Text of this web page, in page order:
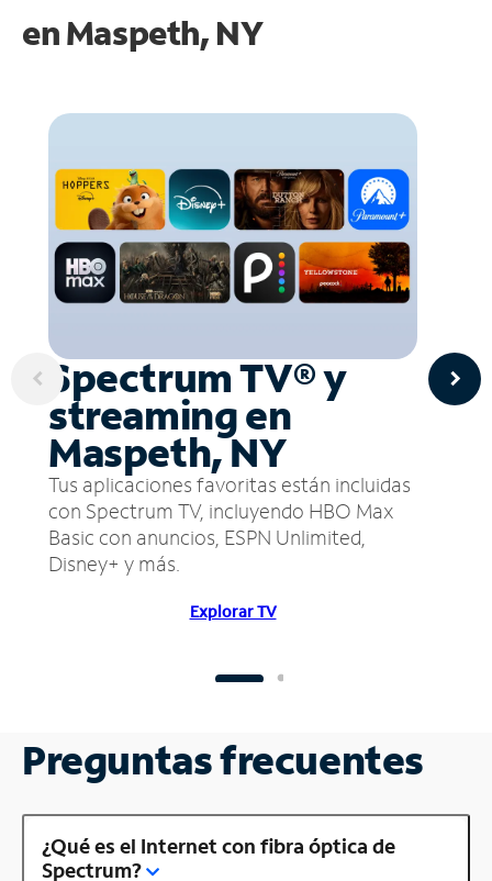
enMaspeth, NY
Spectrum TV® y
streaming en
Maspeth, NY
Tus aplicaciones favoritas están incluidas
con Spectrum TV, incluyendo HBO Max
Basic con anuncios, ESPN Unlimited,
Disney+ y más.
Explorar TV
Preguntas frecuentes
¿Qué es el Internet con fibra óptica de
Spectrum?